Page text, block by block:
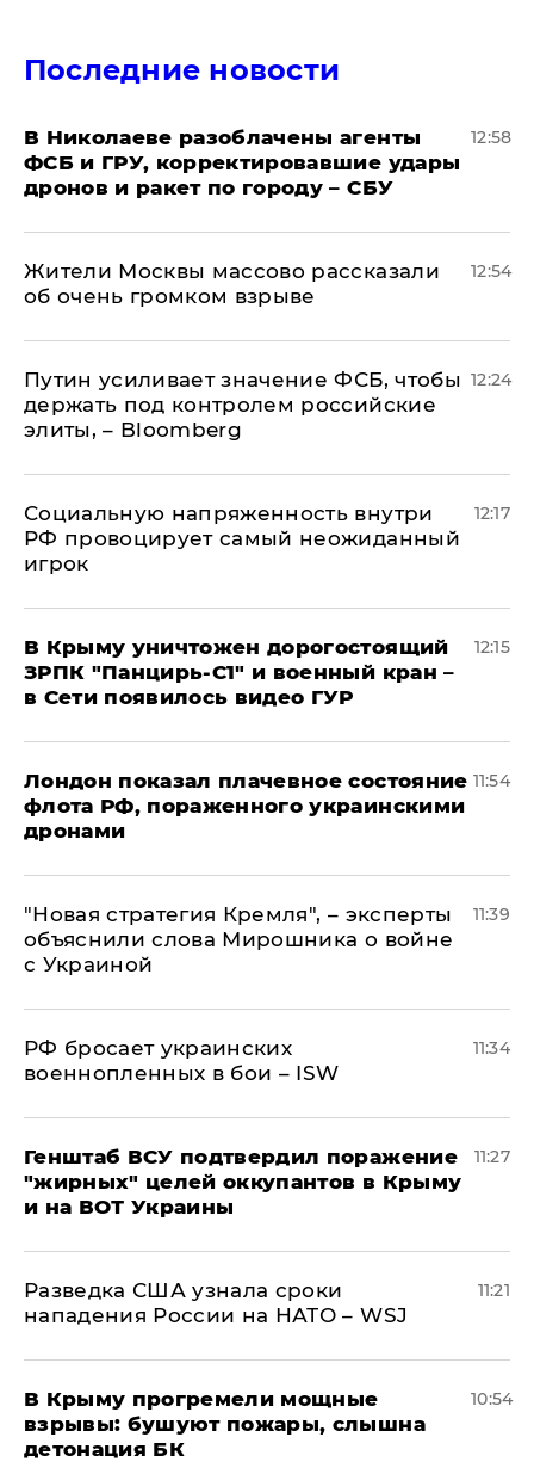
Последние новости
В Николаеве разоблачены агенты
ФСБ и ГРУ, корректировавшие удары
дронов и ракет по городу – СБУ
12:58
Жители Москвы массово рассказали
об очень громком взрыве
12:54
Путин усиливает значение ФСБ, чтобы
держать под контролем российские
элиты, – Bloomberg
12:24
Социальную напряженность внутри
РФ провоцирует самый неожиданный
игрок
12:17
В Крыму уничтожен дорогостоящий
ЗРПК "Панцирь-С1" и военный кран –
в Сети появилось видео ГУР
12:15
Лондон показал плачевное состояние
флота РФ, пораженного украинскими
дронами
11:54
"Новая стратегия Кремля", – эксперты
объяснили слова Мирошника о войне
с Украиной
11:39
РФ бросает украинских
военнопленных в бои – ISW
11:34
Генштаб ВСУ подтвердил поражение
"жирных" целей оккупантов в Крыму
и на ВОТ Украины
11:27
Разведка США узнала сроки
нападения России на НАТО – WSJ
11:21
В Крыму прогремели мощные
взрывы: бушуют пожары, слышна
детонация БК
10:54